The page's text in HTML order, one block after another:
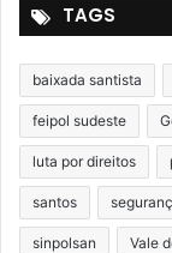
TAGS
baixada santista
feipol sudeste
luta por direitos
santos
sinpolsan Vale